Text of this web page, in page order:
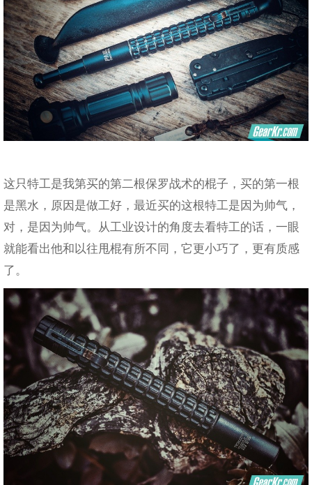
这只特工是我第买的第二根保罗战术的棍子，买的第一根
是黑水，原因是做工好，最近买的这根特工是因为帅气，
对，是因为帅气。从工业设计的角度去看特工的话，一眼
就能看出他和以往甩棍有所不同，它更小巧了，更有质感
了。